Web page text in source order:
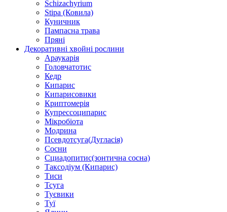
Schizachyrium
Stipa (Ковила)
Куничник
Пампасна трава
Пряні
Декоративні хвойні рослини
Араукарія
Головчатотис
Кедр
Кипарис
Кипарисовики
Криптомерія
Купрессоципарис
Мікробіота
Модрина
Псевдотсуга(Дугласія)
Сосни
Сциадопитис(зонтична сосна)
Таксодіум (Кипарис)
Тиси
Тсуга
Туєвики
Туї